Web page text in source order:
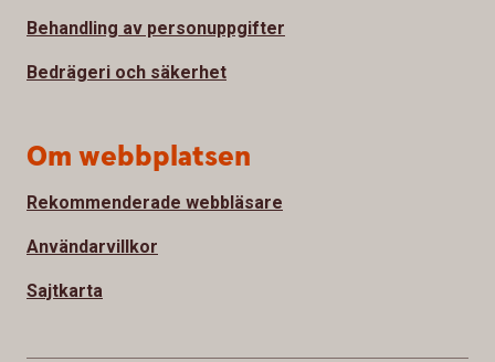
Behandling av personuppgifter
Bedrägeri och säkerhet
Om webbplatsen
Rekommenderade webbläsare
Användarvillkor
Sajtkarta